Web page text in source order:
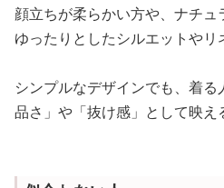
顔立ちが柔らかい方や、ナチュ
ゆったりとしたシルエットやリ
シンプルなデザインでも、着
品さ」や「抜け感」として映え